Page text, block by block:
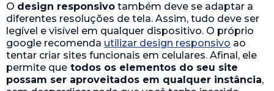
O design responsivo também deve se adaptar a
diferentes resoluções de tela. Assim, tudo deve ser
legível e visível em qualquer dispositivo. O próprio
google recomenda utilizar design responsivo ao
tentar criar sites funcionais em celulares. Afinal, ele
permite que todos os elementos do seu site
possam ser aproveitados em qualquer instância,